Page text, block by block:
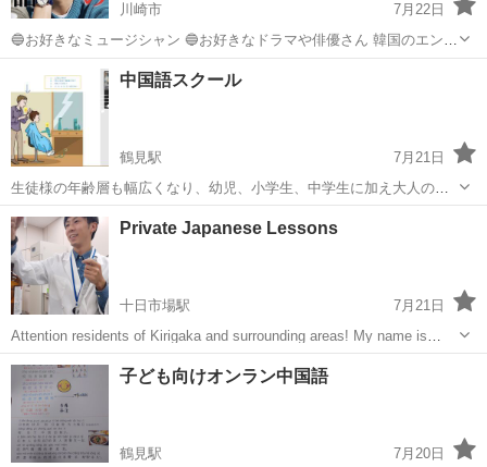
川崎市
7月22日
🔵お好きなミュージシャン 🔵お好きなドラマや俳優さん 韓国のエンタ
メは 魅力が満載ですよね❣️ お忙しい毎日の中で 趣味や娯楽があるのは
ストレス社会の状況の中で 掛け替えのない素敵な時間ですね😊 ...
川崎市 韓国語
中国語スクール
鶴見駅
7月21日
生徒様の年齢層も幅広くなり、幼児、小学生、中学生に加え大人の方
も楽しく中国語を学んでいます。 独自の教材でやる気を維持すること
ができる。 生徒様の性格や考え方を考慮したうえで効率の良い勉強法
を提案いたします。 教材費0円...
神奈川 横浜市
Private Japanese Lessons
十日市場駅
7月21日
Attention residents of Kirigaka and surrounding areas! My name is
Daisuke Nakamura, a former scientist and cu...
神奈川 横浜市 十日市場駅 日本語 Lessons
子ども向けオンラン中国語
鶴見駅
7月20日